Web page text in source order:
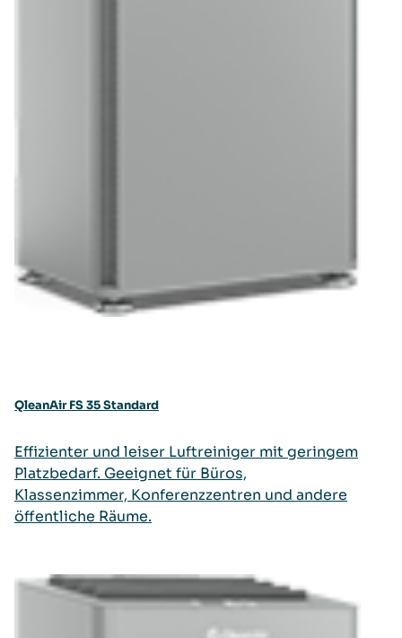
QleanAir FS 35 Standard
Effizienter und leiser Luftreiniger mit geringem
Platzbedarf. Geeignet für Büros,
Klassenzimmer, Konferenzzentren und andere
öffentliche Räume.